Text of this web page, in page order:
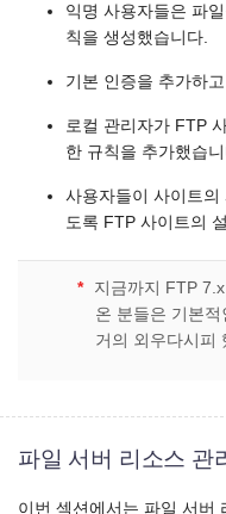
익명 사용자들은 파
칙을 생성했습니다.
기본 인증을 추가하
로컬 관리자가 FTP
한 규칙을 추가했습니
사용자들이 사이트의
도록 FTP 사이트의
*
지금까지 FTP
온 분들은 기본
거의 외우다시피
파일 서버 리소스 관
이번 섹션에서는 파일 서버